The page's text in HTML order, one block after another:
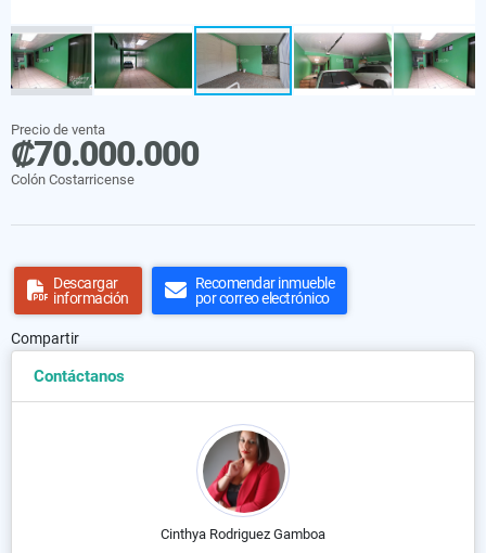
Precio de venta
₡70.000.000
Colón Costarricense
Descargar
información
Recomendar inmueble
por correo electrónico
Compartir
Contáctanos
Cinthya Rodriguez Gamboa